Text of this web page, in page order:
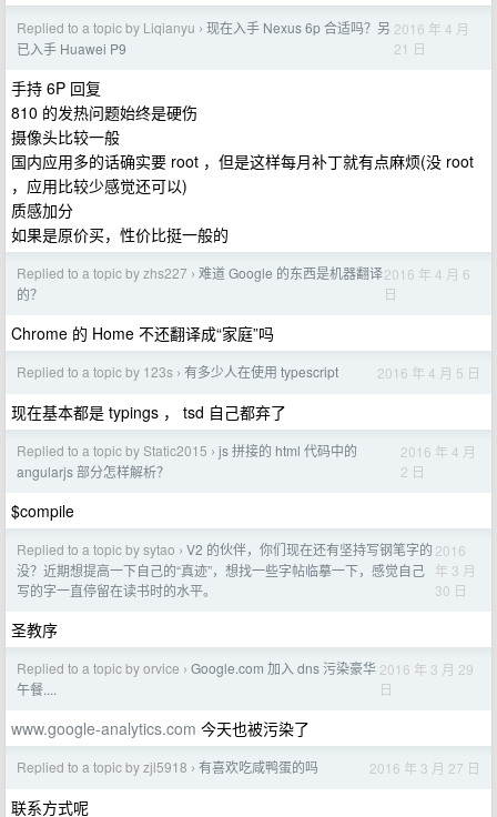
Replied to a topic by Liqianyu › 现在入手 Nexus 6p 合适吗？另
已入手 Huawei P9
2016 年 4 月
21 日
手持 6P 回复
810 的发热问题始终是硬伤
摄像头比较一般
国内应用多的话确实要 root ，但是这样每月补丁就有点麻烦(没 root
，应用比较少感觉还可以)
质感加分
如果是原价买，性价比挺一般的
Replied to a topic by zhs227 › 难道 Google 的东西是机器翻译
的？
2016 年 4 月 6
日
Chrome 的 Home 不还翻译成“家庭”吗
Replied to a topic by 123s › 有多少人在使用 typescript 2016 年 4 月 5 日
现在基本都是 typings ， tsd 自己都弃了
Replied to a topic by Static2015 › js 拼接的 html 代码中的
angularjs 部分怎样解析？
2016 年 4 月
2 日
$compile
Replied to a topic by sytao › V2 的伙伴，你们现在还有坚持写钢笔字的
没？近期想提高一下自己的“真迹”，想找一些字帖临摹一下，感觉自己
写的字一直停留在读书时的水平。
2016
年 3 月
30 日
圣教序
Replied to a topic by orvice › Google.com 加入 dns 污染豪华
午餐....
2016 年 3 月 29
日
www.google-analytics.com 今天也被污染了
Replied to a topic by zjl5918 › 有喜欢吃咸鸭蛋的吗 2016 年 3 月 27 日
联系方式呢